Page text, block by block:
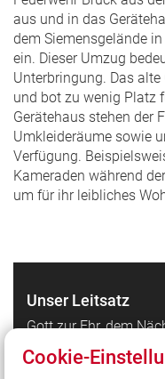
aus und in das
dem Siemensgelände
ein. Dieser Umzug
Unterbringung. Das
und bot zu wenig Platz
Gerätehaus stehen der
Umkleideräume sowie
Verfügung.
Kameraden während
um für ihr leibliches
Unser Leitsatz
Gott zur Ehr, dem
Cookie-